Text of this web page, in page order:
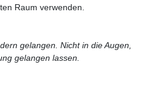
Raum verwenden.
gelangen. Nicht in die Augen,
gelangen lassen.